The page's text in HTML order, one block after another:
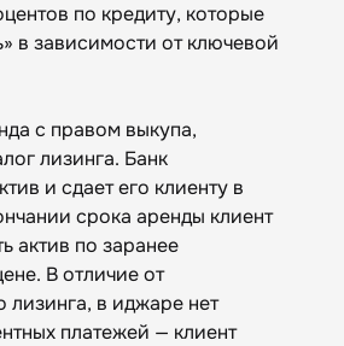
по кредиту, которые
в зависимости от ключевой
с правом выкупа,
лизинга. Банк
и сдает его клиенту в
срока аренды клиент
актив по заранее
В отличие от
лизинга, в иджаре нет
платежей — клиент